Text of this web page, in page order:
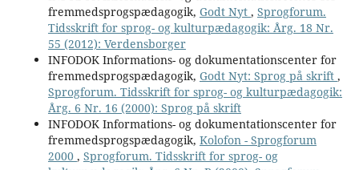
fremmedsprogspædagogik, Godt Nyt , Sprogforum.
Tidsskrift for sprog- og kulturpædagogik: Årg. 18 Nr.
55 (2012): Verdensborger
INFODOK Informations- og dokumentationscenter for
fremmedsprogspædagogik, Godt Nyt: Sprog på skrift ,
Sprogforum. Tidsskrift for sprog- og kulturpædagogik:
Årg. 6 Nr. 16 (2000): Sprog på skrift
INFODOK Informations- og dokumentationscenter for
fremmedsprogspædagogik, Kolofon - Sprogforum
2000 , Sprogforum. Tidsskrift for sprog- og